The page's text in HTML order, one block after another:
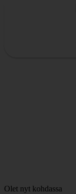
Olet nyt kohdassa